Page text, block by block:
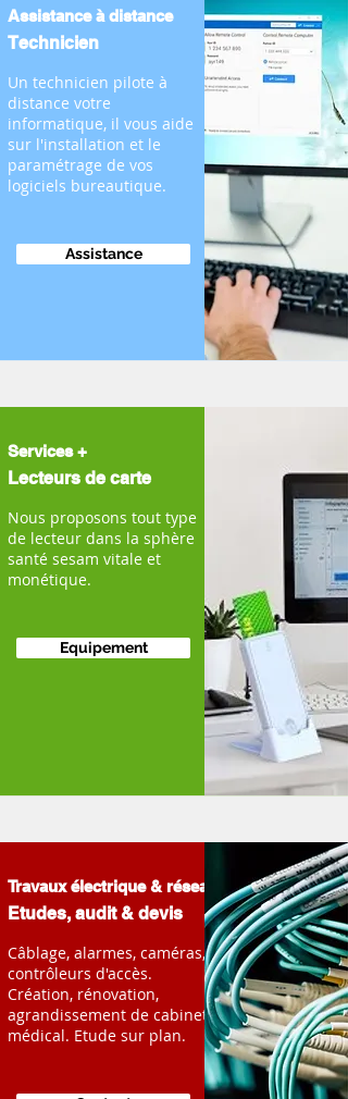
Assistance à distance
Technicien
Un technicien pilote à
distance votre
informatique, il vous aide
sur l'installation et le
paramétrage de vos
logiciels bureautique.
Assistance
Services +
Lecteurs de carte
Nous proposons tout type
de lecteur dans la sphère
santé sesam vitale et
monétique.
Equipement
Travaux électrique & réseau
Etudes, audit & devis
Câblage, alarmes, caméras,
contrôleurs d'accès.
Création, rénovation,
agrandissement de cabinet
médical. Etude sur plan.